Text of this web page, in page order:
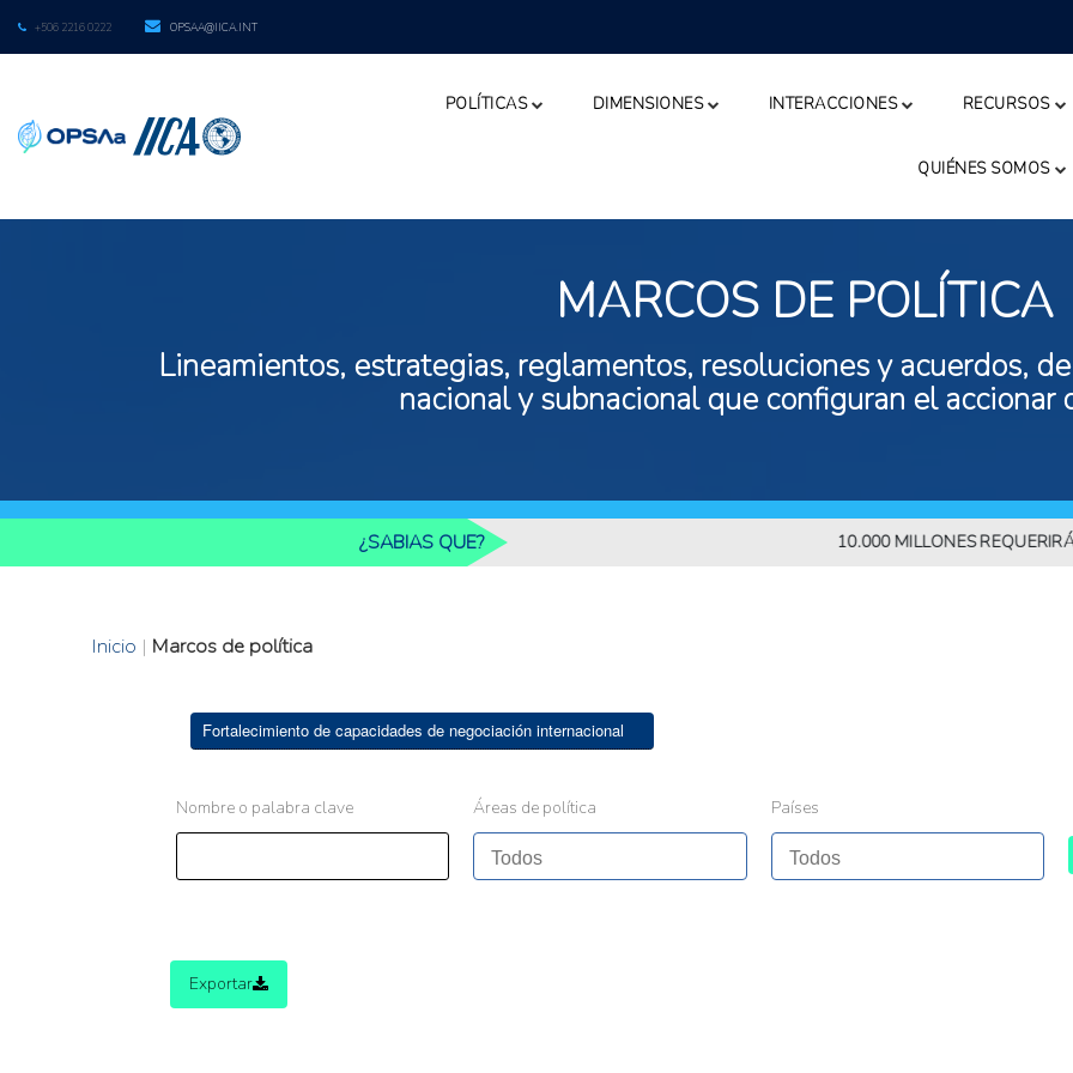
+506 2216 0222 OPSAA@IICA.INT
POLÍTICAS DIMENSIONES INTERACCIONES RECURSOS
QUIÉNES SOMOS
MARCOS DE POLÍTICA
Lineamientos, estrategias, reglamentos, resoluciones y acuerdos,
nacional y subnacional que configuran el accionar
¿SABIAS QUE? 10.000 MILLONES REQUERIRÁN MÁS
Inicio | Marcos de política
Fortalecimiento de capacidades de negociación internacional
Nombre o palabra clave Áreas de política Países
Exportar